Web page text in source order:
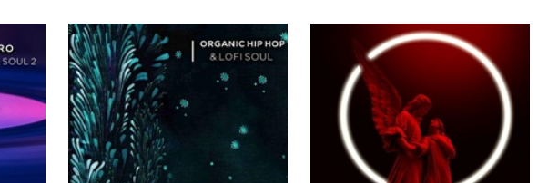
その他楽器 アンプ エフェクター
レコーディン
グ機器
配信/ライブ
機器
楽器アクセサ
リ